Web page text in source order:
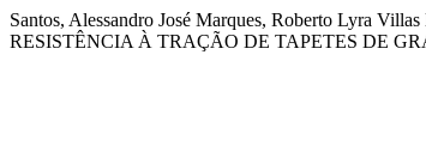
Santos, Alessandro José Marques, Roberto Lyra
RESISTÊNCIA À TRAÇÃO DE TAPETES DE